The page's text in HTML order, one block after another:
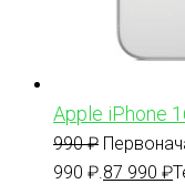
Apple iPhone
990₽
990 ₽. 87 990 ₽